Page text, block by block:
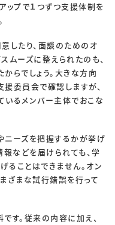
ップで１つずつ支援体制を
したり、面談のためのオ
ムーズに整えられたのも、
らでしょう。大きな方向
委員会で確認しますが、
るメンバー主体でおこな
ニーズを把握するかが挙げ
報などを届けられても、学
ことはできません。オン
ざまな試行錯誤を行って
す。従来の内容に加え、